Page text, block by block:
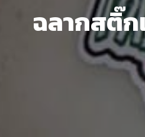
ฉลากสติ๊ก